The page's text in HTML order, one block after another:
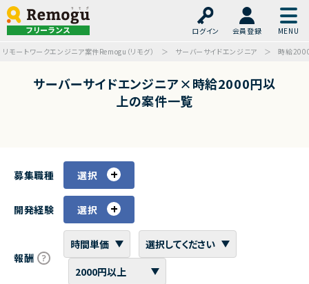
フリーランス ログイン
会員登録
リモートワークエンジニア案件Remogu（リモグ）
サーバーサイドエンジニア 時給
サーバーサイドエンジニア×時給2000円以
上の案件一覧
募集職種 選択
開発経験 選択
報酬